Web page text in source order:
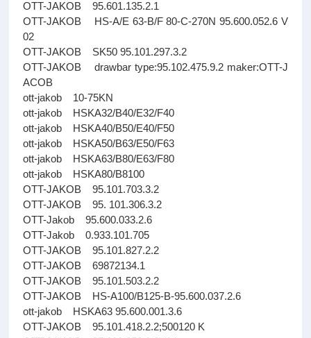
OTT-JAKOB 95.601.135.2.1
OTT-JAKOB HS-A/E 63-B/F 80-C-270N 95.600.052.6 V
02
OTT-JAKOB SK50 95.101.297.3.2
OTT-JAKOB drawbar type:95.102.475.9.2 maker:OTT-J
ACOB
ott-jakob 10-75KN
ott-jakob HSKA32/B40/E32/F40
ott-jakob HSKA40/B50/E40/F50
ott-jakob HSKA50/B63/E50/F63
ott-jakob HSKA63/B80/E63/F80
ott-jakob HSKA80/B8100
OTT-JAKOB 95.101.703.3.2
OTT-JAKOB 95. 101.306.3.2
OTT-Jakob 95.600.033.2.6
OTT-Jakob 0.933.101.705
OTT-JAKOB 95.101.827.2.2
OTT-JAKOB 69872134.1
OTT-JAKOB 95.101.503.2.2
OTT-JAKOB HS-A100/B125-B-95.600.037.2.6
ott-jakob HSKA63 95.600.001.3.6
OTT-JAKOB 95.101.418.2.2;500120 K